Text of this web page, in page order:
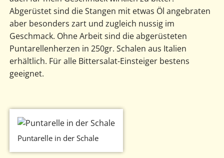
Abgerüstet sind die Stangen mit etwas Öl angebraten
aber besonders zart und zugleich nussig im
Geschmack. Ohne Arbeit sind die abgerüsteten
Puntarellenherzen in 250gr. Schalen aus Italien
erhältlich. Für alle Bittersalat-Einsteiger bestens
geeignet.
Puntarelle in der Schale